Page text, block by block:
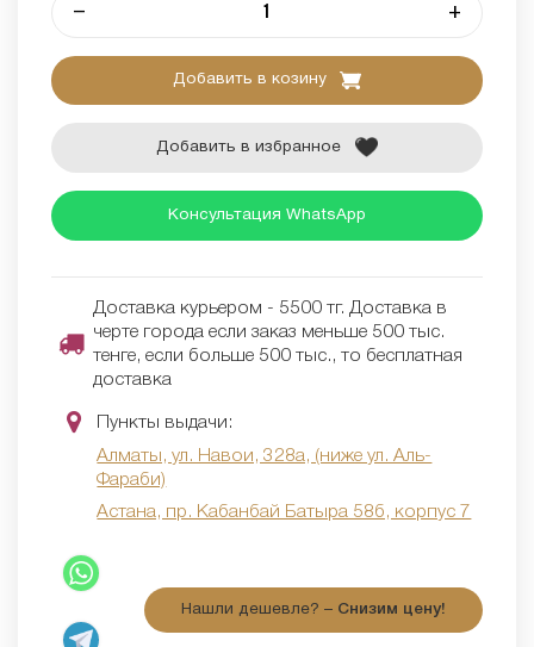
– +
Добавить в козину
Добавить в избранное
Консультация WhatsApp
Доставка курьером - 5500 тг. Доставка в
черте города если заказ меньше 500 тыс.
тенге, если больше 500 тыс., то бесплатная
доставка
Пункты выдачи:
Алматы, ул. Навои, 328а, (ниже ул. Аль-
Фараби)
Астана, пр. Кабанбай Батыра 58б, корпус 7
Нашли дешевле? – Снизим цену!